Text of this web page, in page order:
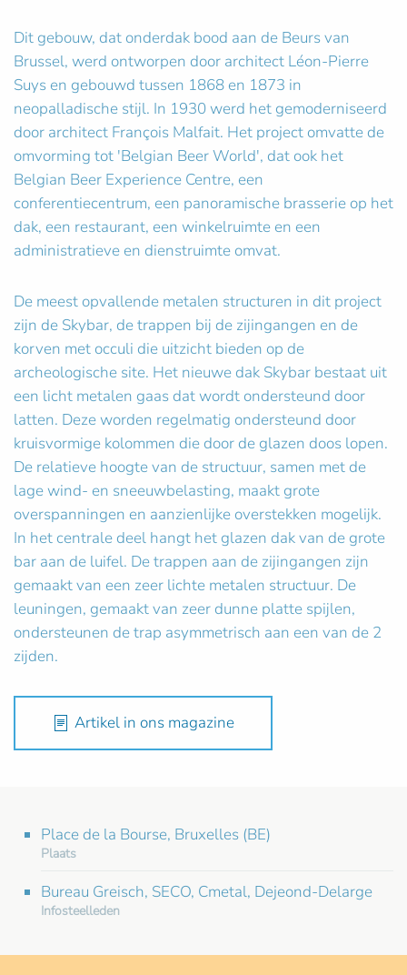
Dit gebouw, dat onderdak bood aan de Beurs van
Brussel, werd ontworpen door architect Léon-Pierre
Suys en gebouwd tussen 1868 en 1873 in
neopalladische stijl. In 1930 werd het gemoderniseerd
door architect François Malfait. Het project omvatte de
omvorming tot 'Belgian Beer World', dat ook het
Belgian Beer Experience Centre, een
conferentiecentrum, een panoramische brasserie op het
dak, een restaurant, een winkelruimte en een
administratieve en dienstruimte omvat.
De meest opvallende metalen structuren in dit project
zijn de Skybar, de trappen bij de zijingangen en de
korven met occuli die uitzicht bieden op de
archeologische site. Het nieuwe dak Skybar bestaat uit
een licht metalen gaas dat wordt ondersteund door
latten. Deze worden regelmatig ondersteund door
kruisvormige kolommen die door de glazen doos lopen.
De relatieve hoogte van de structuur, samen met de
lage wind- en sneeuwbelasting, maakt grote
overspanningen en aanzienlijke overstekken mogelijk.
In het centrale deel hangt het glazen dak van de grote
bar aan de luifel. De trappen aan de zijingangen zijn
gemaakt van een zeer lichte metalen structuur. De
leuningen, gemaakt van zeer dunne platte spijlen,
ondersteunen de trap asymmetrisch aan een van de 2
zijden.
Artikel in ons magazine
Place de la Bourse, Bruxelles (BE)
Plaats
Bureau Greisch, SECO, Cmetal, Dejeond-Delarge
Infosteelleden